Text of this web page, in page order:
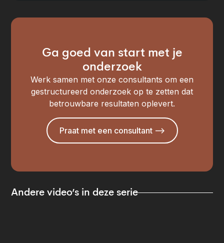
Ga goed van start met je
onderzoek
Werk samen met onze consultants om een
gestructureerd onderzoek op te zetten dat
betrouwbare resultaten oplevert.
Praat met een consultant —>
Andere video’s in deze serie